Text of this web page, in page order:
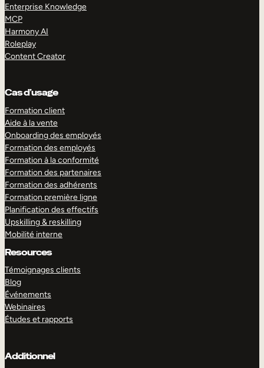
Enterprise Knowledge
MCP
Harmony AI
Roleplay
Content Creator
Cas d’usage
Formation client
Aide à la vente
Onboarding des employés
Formation des employés
Formation à la conformité
Formation des partenaires
Formation des adhérents
Formation première ligne
Planification des effectifs
Upskilling & reskilling
Mobilité interne
Resources
Témoignages clients
Blog
Événements
Webinaires
Études et rapports
Additionnel